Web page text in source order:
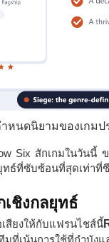
ำหนดนิยามของเกม
Six สักเกมในวันนี้
ที่ซับซ้อนที่สุดเท่าที่ซี
เชิงกลยุทธ์
สียงให้กับแฟรนไชส์นี้